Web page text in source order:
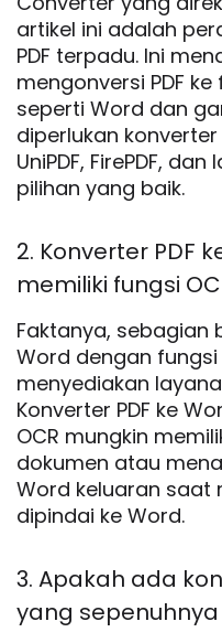
artikel ini adalah
PDF terpadu. Ini
mengonversi PDF
seperti Word dan
diperlukan konverter
UniPDF, FirePDF,
pilihan yang baik.
2. Konverter PDF
memiliki fungsi
Faktanya, sebagian
Word dengan
menyediakan
Konverter PDF ke
OCR mungkin
dokumen atau
Word keluaran saat
dipindai ke Word.
3. Apakah ada
yang